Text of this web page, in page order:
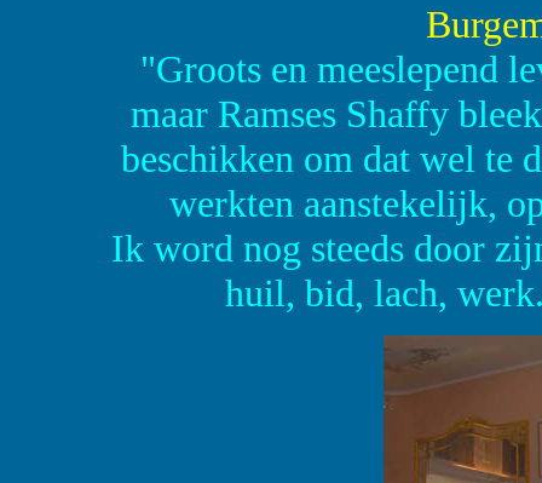
"Groots en meeslepend
maar Ramses Shaffy
beschikken om dat wel te
werkten aanstekelijk,
Ik word nog steeds door
huil, bid, lach,